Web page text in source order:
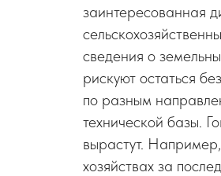
заинтересованная
сведения о
рискуют остаться
по разным
технической базы.
вырастут.
хозяйствах за